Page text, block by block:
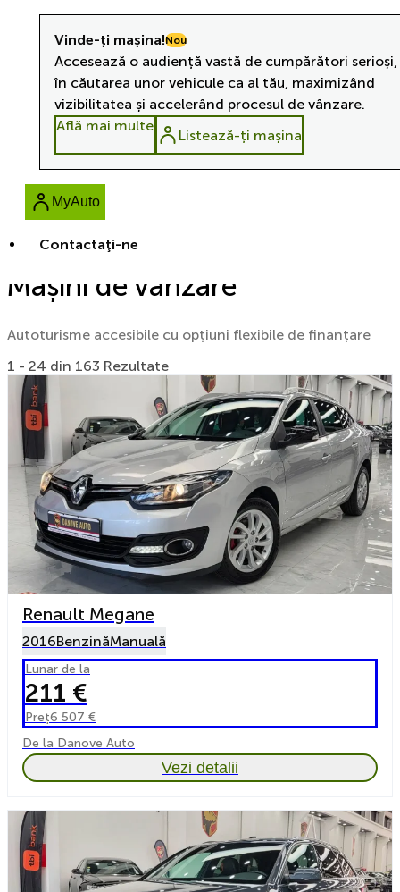
Contactaţi-ne
Vinde-ți mașina!Nou
Accesează o audiență vastă de cumpărători
în căutarea unor vehicule ca al tău, maximizând
vizibilitatea și accelerând procesul de vânzare.
Află mai multe
Listează-ți mașina
MyAuto
Mașini de vânzare
Autoturisme accesibile cu opțiuni flexibile de finanțare
1 - 24 din 163 Rezultate
Renault Megane
2016BenzinăManuală
Lunar de la
211 €
Preț6 507 €
De la Danove Auto
Vezi detalii